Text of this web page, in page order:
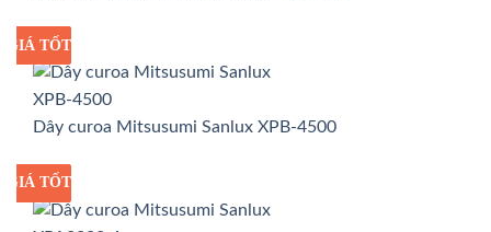
GIÁ SỈ
GIÁ TỐT
Dây curoa Mitsusumi Sanlux XPB-4500
GIÁ SỈ
GIÁ TỐT